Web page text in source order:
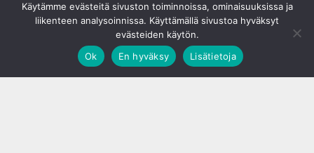
Käytämme evästeitä sivuston toiminnoissa, ominaisuuksissa ja
liikenteen analysoinnissa. Käyttämällä sivustoa hyväksyt
evästeiden käytön.
Ok
En hyväksy Lisätietoja